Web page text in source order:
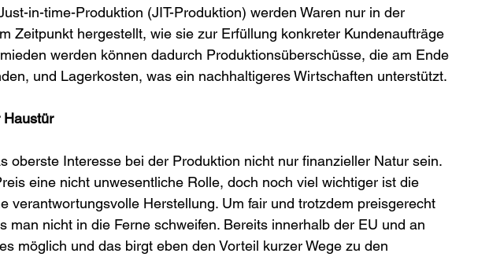
in-time-Produktion (JIT-Produktion) werden Waren nur in der
Zeitpunkt hergestellt, wie sie zur Erfüllung konkreter Kundenaufträge
werden können dadurch Produktionsüberschüsse, die am Ende
und Lagerkosten, was ein nachhaltigeres Wirtschaften unterstützt.
Haustür
oberste Interesse bei der Produktion nicht nur finanzieller Natur sein.
eine nicht unwesentliche Rolle, doch noch viel wichtiger ist die
verantwortungsvolle Herstellung. Um fair und trotzdem preisgerecht
man nicht in die Ferne schweifen. Bereits innerhalb der EU und an
möglich und das birgt eben den Vorteil kurzer Wege zu den